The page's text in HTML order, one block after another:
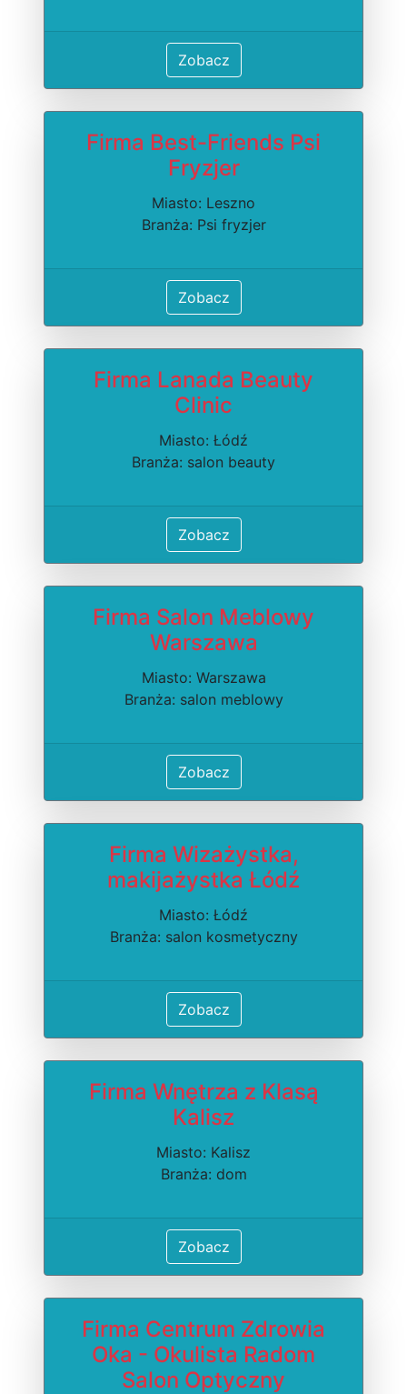
Zobacz
Firma Best-Friends Psi
Fryzjer
Miasto: Leszno
Branża: Psi fryzjer
Zobacz
Firma Lanada Beauty
Clinic
Miasto: Łódź
Branża: salon beauty
Zobacz
Firma Salon Meblowy
Warszawa
Miasto: Warszawa
Branża: salon meblowy
Zobacz
Firma Wizażystka,
makijażystka Łódź
Miasto: Łódź
Branża: salon kosmetyczny
Zobacz
Firma Wnętrza z Klasą
Kalisz
Miasto: Kalisz
Branża: dom
Zobacz
Firma Centrum Zdrowia
Oka - Okulista Radom
Salon Optyczny